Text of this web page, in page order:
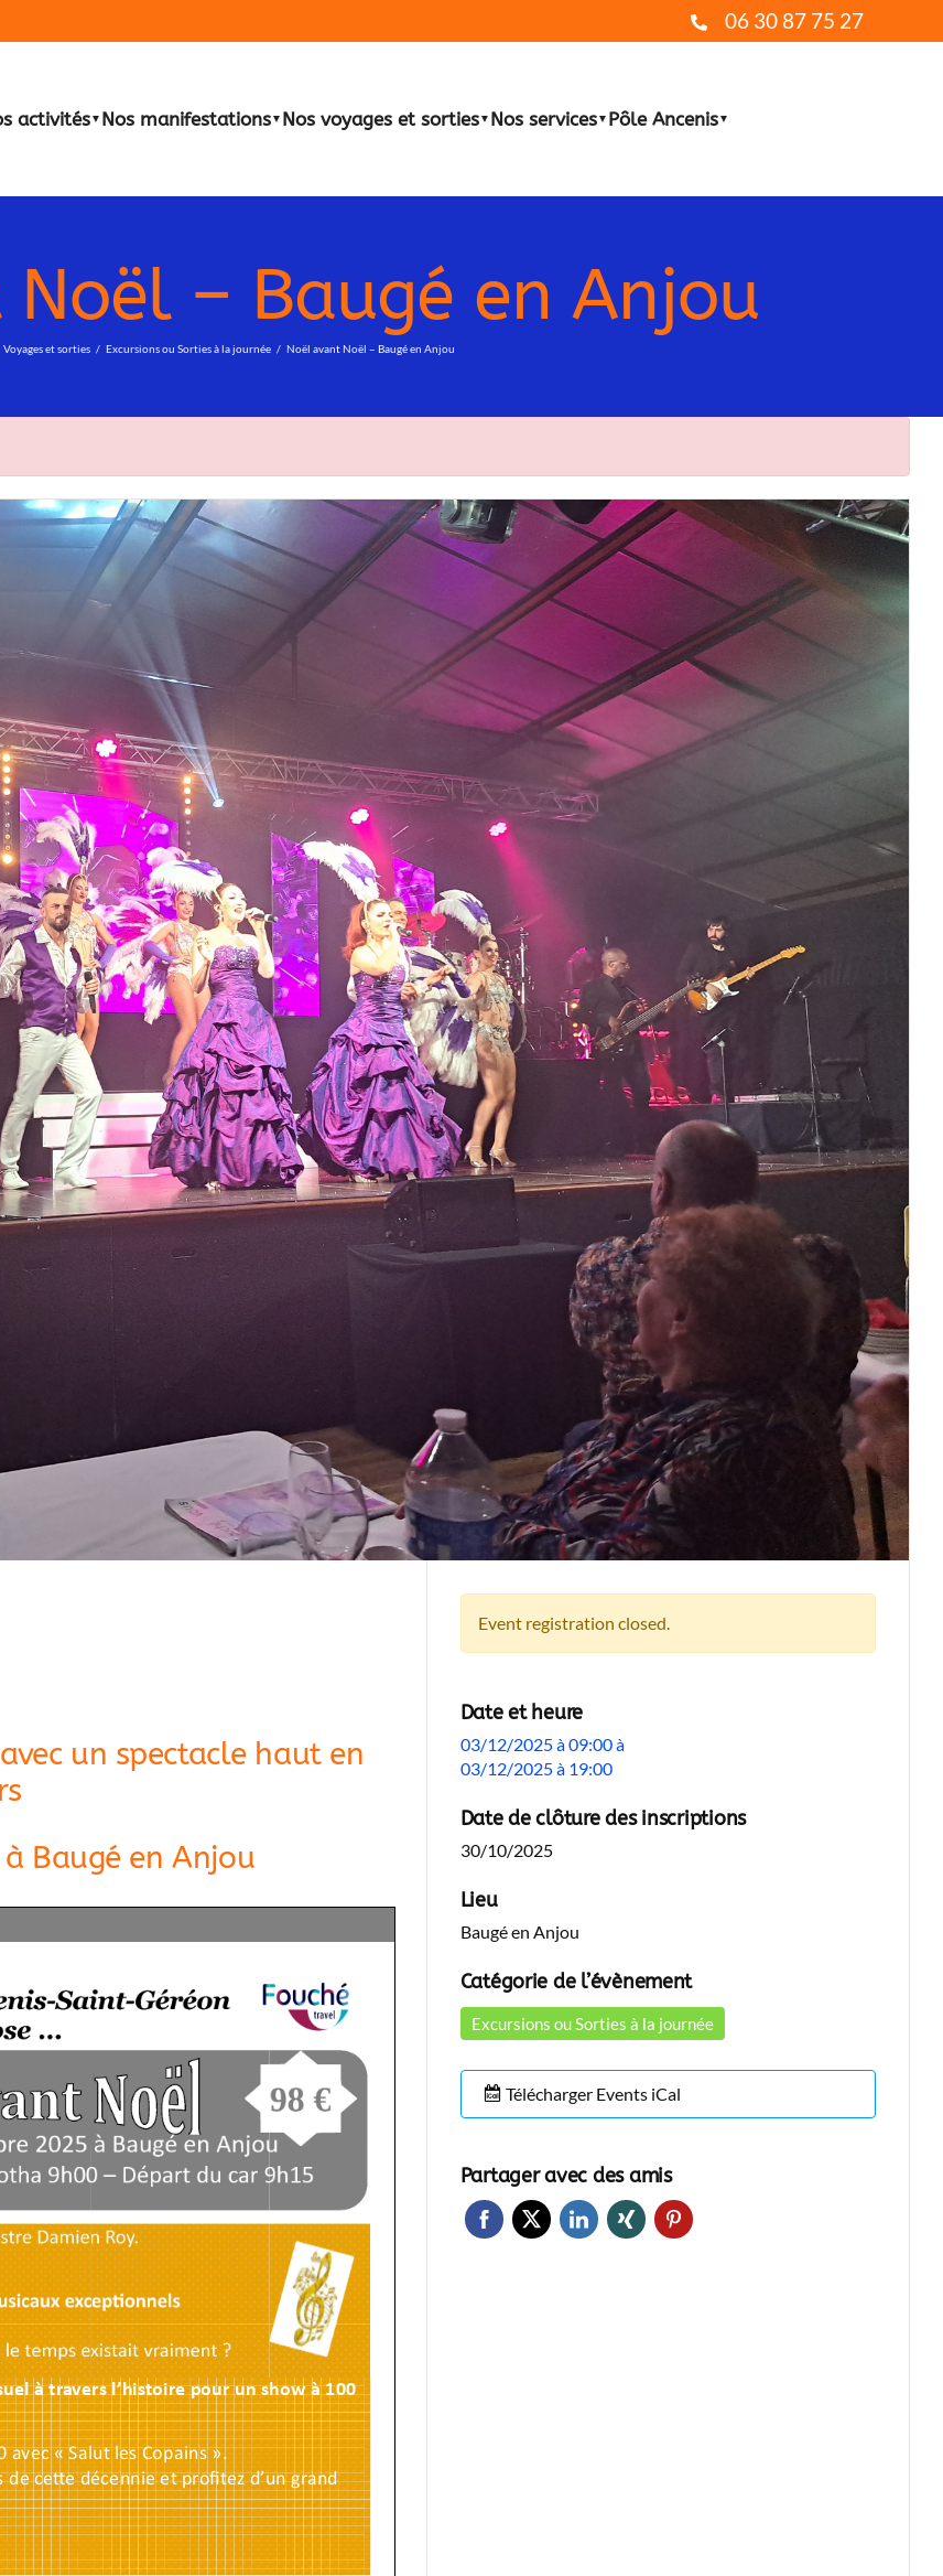
06 30 87 75 27
activités▼ Nos manifestations▼ Nos voyages et sorties▼ Nos services▼ Pôle Ancenis▼
– Baugé en Anjou
Voyages et sorties Excursions ou Sorties à la journée Noël avant Noël – Baugé en Anjou
un spectacle haut en
Baugé en Anjou
Event registration closed.
Date et heure
03/12/2025 à 09:00à
03/12/2025 à 19:00
Date de clôture des inscriptions
30/10/2025
Lieu
Baugé en Anjou
Catégorie de l’évènement
Excursions ou Sorties à la journée
Télécharger Events iCal
Partager avec des amis